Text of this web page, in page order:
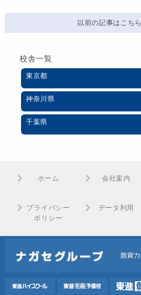
以前の記事はこちら
校舎一覧
東京都
神奈川県
千葉県
ホーム 会社案内
プライバシー
ポリシー
データ利用